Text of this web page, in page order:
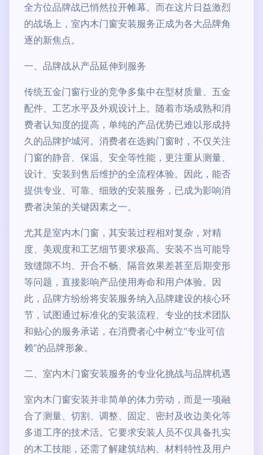
全方位品牌战已悄然拉开帷幕。而在这片日益激烈
的战场上，室内木门窗安装服务正成为各大品牌角
逐的新焦点。
一、品牌战从产品延伸到服务
传统五金门窗行业的竞争多集中在型材质量、五金
配件、工艺水平及外观设计上。随着市场成熟和消
费者认知度的提高，单纯的产品优势已难以形成持
久的品牌护城河。消费者在选购门窗时，不仅关注
门窗的静音、保温、安全等性能，更注重从测量、
设计、安装到售后维护的全流程体验。因此，能否
提供专业、可靠、细致的安装服务，已成为影响消
费者决策的关键因素之一。
尤其是室内木门窗，其安装过程相对复杂，对精
度、美观度和工艺细节要求极高。安装不当可能导
致缝隙不均、开合不畅、隔音效果差甚至后期变形
等问题，直接影响产品使用寿命和用户体验。因
此，品牌方纷纷将安装服务纳入品牌建设的核心环
节，试图通过标准化的安装流程、专业的技术团队
和贴心的服务承诺，在消费者心中树立“专业可信
赖”的品牌形象。
二、室内木门窗安装服务的专业化挑战与品牌机遇
室内木门窗安装并非简单的体力劳动，而是一项融
合了测量、切割、调整、固定、密封及收边美化等
多道工序的技术活。它要求安装人员不仅具备扎实
的木工技能，还需了解建筑结构、材料特性及用户